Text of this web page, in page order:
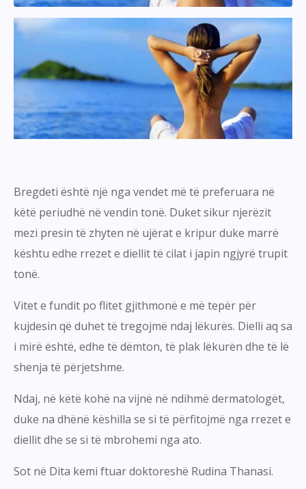
Bregdeti është një nga vendet më të preferuara në
këtë periudhë në vendin tonë. Duket sikur njerëzit
mezi presin të zhyten në ujërat e kripur duke marrë
kështu edhe rrezet e diellit të cilat i japin ngjyrë trupit
tonë.
Vitet e fundit po flitet gjithmonë e më tepër për
kujdesin që duhet të tregojmë ndaj lëkurës. Dielli aq sa
i mirë është, edhe të dëmton, të plak lëkurën dhe të lë
shenja të përjetshme.
Ndaj, në këtë kohë na vijnë në ndihmë dermatologët,
duke na dhënë këshilla se si të përfitojmë nga rrezet e
diellit dhe se si të mbrohemi nga ato.
Sot në Dita kemi ftuar doktoreshë Rudina Thanasi.